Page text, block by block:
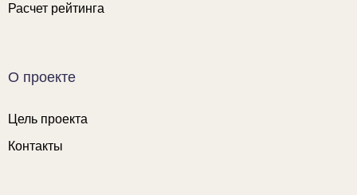
Расчет рейтинга
О проекте
Цель проекта
Контакты